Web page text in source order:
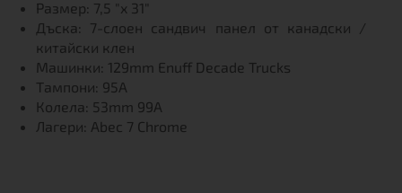
Размер: 7,5 "x 31"
Дъска: 7-слоен сандвич панел от канадски /
китайски клен
Машинки: 129mm Enuff Decade Trucks
Тампони: 95А
Колела: 53mm 99А
Лагери: Abec 7 Chrome